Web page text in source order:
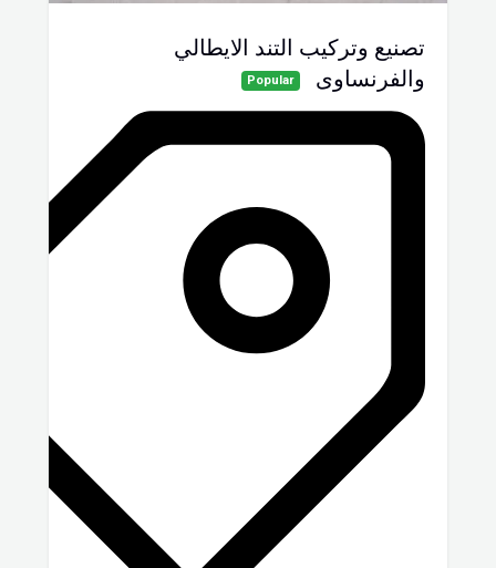
تصنيع وتركيب التند الايطالي
والفرنساوى
Popular